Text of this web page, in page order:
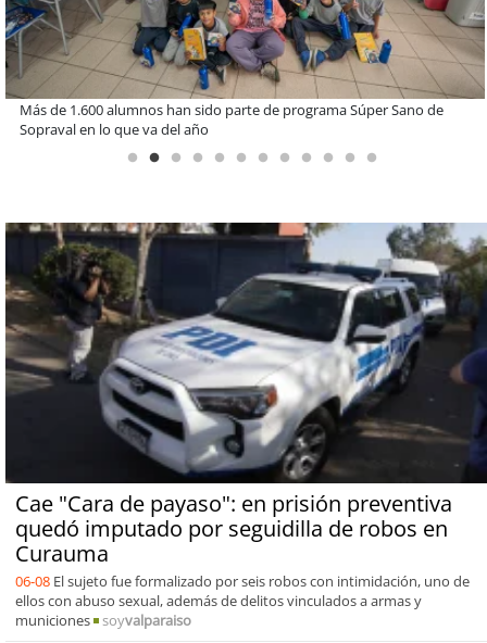
Estudiantes de la UCN desarrollan tecnología para modernizar la
operación de Ultraport Coquimbo
Cae "Cara de payaso": en prisión preventiva
quedó imputado por seguidilla de robos en
Curauma
06-08 El sujeto fue formalizado por seis robos con intimidación, uno de
ellos con abuso sexual, además de delitos vinculados a armas y
municiones
soyvalparaiso